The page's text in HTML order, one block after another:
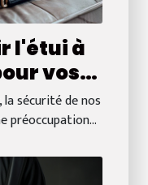
l'étui à
vos
sécurité de nos
préoccupation...